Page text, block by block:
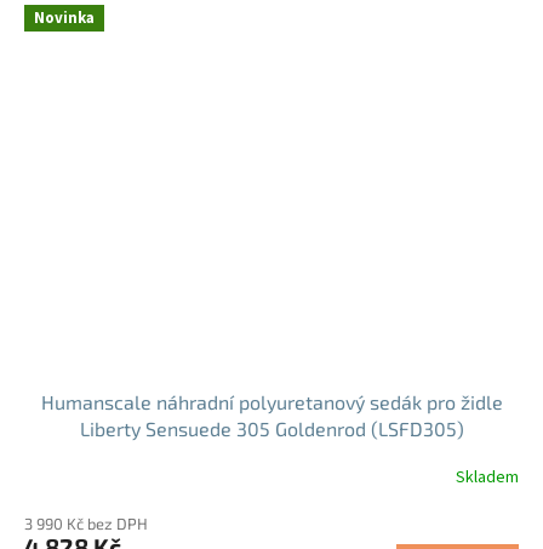
Novinka
Humanscale náhradní polyuretanový sedák pro židle
Liberty Sensuede 305 Goldenrod (LSFD305)
Skladem
3 990 Kč bez DPH